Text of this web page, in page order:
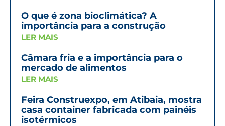
O que é zona bioclimática? A
importância para a construção
LER MAIS
Câmara fria e a importância para o
mercado de alimentos
LER MAIS
Feira Construexpo, em Atibaia, mostra
casa container fabricada com painéis
isotérmicos